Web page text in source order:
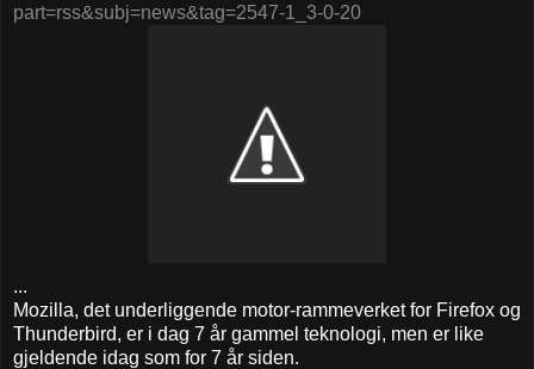
part=rss&subj=news&tag=2547-1_3-0-20
...
Mozilla, det underliggende motor-rammeverket for Firefox og
Thunderbird, er i dag 7 år gammel teknologi, men er like
gjeldende idag som for 7 år siden.